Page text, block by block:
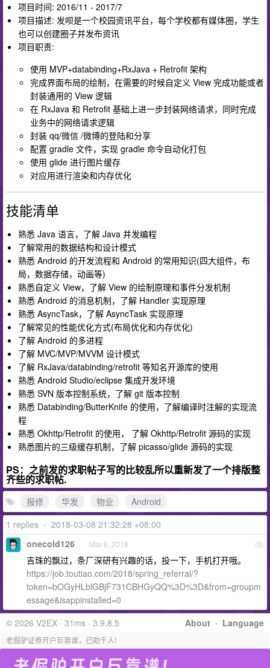
项目时间: 2016/11 - 2017/7
项目描述: 发呗是一个校园资讯平台，每个学校都有媒体圈，学生
也可以创建圈子并发布资讯
项目职责:
使用 MVP+databinding+RxJava + Retrofit 架构
完成界面布局的绘制，在需要的时候自定义 View 完成功能或者
封装通用的 View 逻辑
在 RxJava 和 Retrofit 基础上进一步封装网络请求，同时完成
业务中的网络请求逻辑
封装 qq/微信 /微博的登陆和分享
配置 gradle 文件，实现 gradle 命令自动化打包
使用 glide 进行图片缓存
对应用进行渲染和内存优化
技能清单
熟悉 Java 语言，了解 Java 并发编程
了解常用的数据结构和设计模式
熟悉 Android 的开发流程和 Android 的常用知识(四大组件，布
局，数据存储，动画等)
熟悉自定义 View，了解 View 的绘制原理和事件分发机制
熟悉 Android 的消息机制，了解 Handler 实现原理
熟悉 AsyncTask，了解 AsyncTask 实现原理
了解常见的性能优化方式(布局优化和内存优化)
了解 Android 的多进程
了解 MVC/MVP/MVVM 设计模式
了解 RxJava/databinding/retrofit 等知名开源库的使用
熟悉 Android Studio/eclipse 集成开发环境
熟悉 SVN 版本控制系统，了解 git 版本控制
熟悉 Databinding/ButterKnife 的使用，了解编译时注解的实现流
程
熟悉 Okhttp/Retrofit 的使用， 了解 Okhttp/Retrofit 源码的实现
熟悉图片的三级缓存机制，了解 picasso/glide 源码的实现
PS：之前发的求职帖子写的比较乱所以重新发了一个排版整
齐些的求职帖.
报修 华发 物业
Android
1 replies • 2018-03-08 21:32:28 +08:00
1
onecold126 Mar 8, 2018
吉珠的飘过，条厂深研有兴趣的话，投一下，手机打开哦。
https://job.toutiao.com/2018/spring_referral/?
token=bOGyHLblGBjF731CBHGyQQ%3D%3D&from=groupm
essage&isappinstalled=0
About · Language
© 2026 V2EX · 31ms · 3.9.8.5
老倔驴证券开户巨靠谱，已助千人!